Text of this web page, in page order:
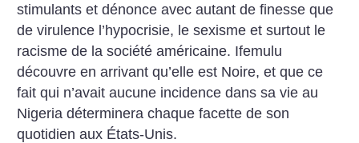
stimulants et dénonce avec autant de finesse que
de virulence l’hypocrisie, le sexisme et surtout le
racisme de la société américaine. Ifemulu
découvre en arrivant qu’elle est Noire, et que ce
fait qui n’avait aucune incidence dans sa vie au
Nigeria déterminera chaque facette de son
quotidien aux États-Unis.